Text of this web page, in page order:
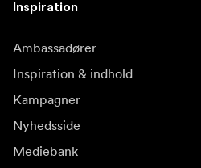
Inspiration
Ambassadører
Inspiration & indhold
Kampagner
Nyhedsside
Mediebank